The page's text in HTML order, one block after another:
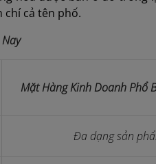
chí cả tên phố.
Mặt Hàng Kinh Doanh Phổ
Đa dạng sản